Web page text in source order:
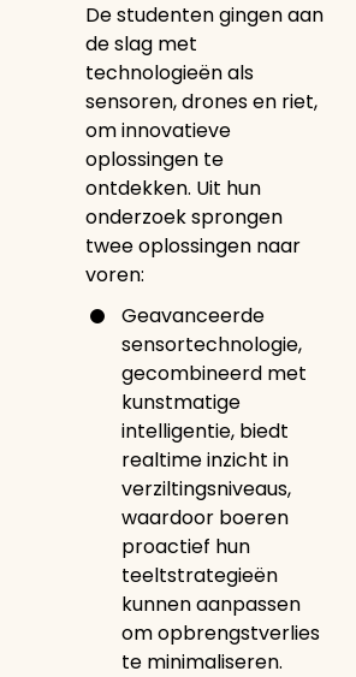
De studenten gingen aan
de slag met
technologieën als
sensoren, drones en riet,
om innovatieve
oplossingen te
ontdekken. Uit hun
onderzoek sprongen
twee oplossingen naar
voren:
Geavanceerde
sensortechnologie,
gecombineerd met
kunstmatige
intelligentie, biedt
realtime inzicht in
verziltingsniveaus,
waardoor boeren
proactief hun
teeltstrategieën
kunnen aanpassen
om opbrengstverlies
te minimaliseren.